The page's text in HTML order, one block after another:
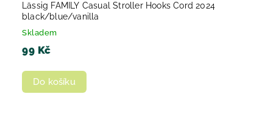
Lässig FAMILY Casual Stroller Hooks Cord 2024
black/blue/vanilla
Skladem
99 Kč
Do košíku